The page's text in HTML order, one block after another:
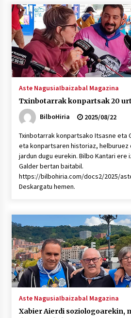
Aste NagusiaIbaizabal Magazina
Txinbotarrak konpartsak 20
BilboHiria
2025/08/22
Txinbotarrak konpartsako Itsasne eta
eta konpartsaren historiaz, helburuez
jardun dugu eurekin. Bilbo Kantari ere
Galder bertan baitabil.
https://bilbohiria.com/docs2/2025/
Deskargatu hemen.
Aste NagusiaIbaizabal Magazina
Xabier Aierdi soziologoarekin,